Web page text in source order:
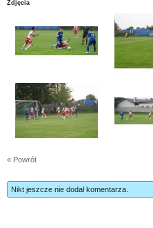
Zdjęcia
« Powrót
Nikt jeszcze nie dodał komentarza.